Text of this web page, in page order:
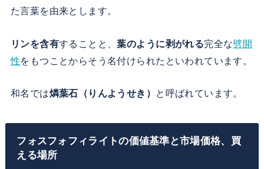
た言葉を由来とします。
リンを含有することと、葉のように剥がれる完全な劈開
性をもつことからそう名付けられたといわれています。
和名では燐葉石（りんようせき） と呼ばれています。
フォスフォフィライトの価値基準と市場価格、買
える場所